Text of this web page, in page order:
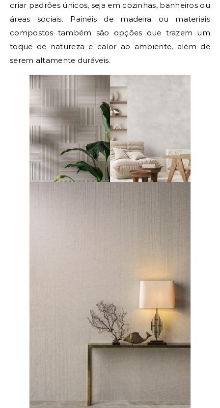
criar padrões únicos, seja em cozinhas, banheiros ou
áreas sociais. Painéis de madeira ou materiais
compostos também são opções que trazem um
toque de natureza e calor ao ambiente, além de
serem altamente duráveis.